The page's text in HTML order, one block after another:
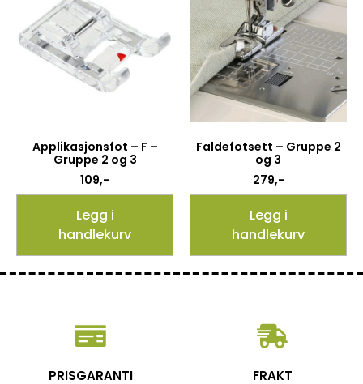
Applikasjonsfot – F –
Gruppe 2 og 3
109,-
Legg i
handlekurv
Faldefotsett – Gruppe 2
og 3
279,-
Legg i
handlekurv
PRISGARANTI
FRAKT